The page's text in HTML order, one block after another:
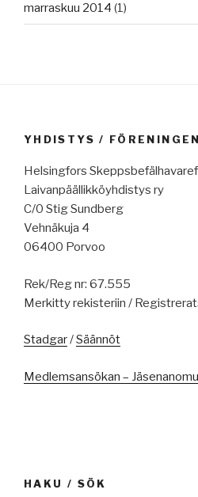
marraskuu 2014 (1)
YHDISTYS / FÖRENINGEN
Helsingfors
Laivanpäällikköyhdistys ry
C/0 Stig Sundberg
Vehnäkuja 4
06400 Porvoo
Rek/Reg nr: 67.555
Merkitty rekisteriin /
Stadgar/Säännöt
Medlemsansökan –
HAKU / SÖK